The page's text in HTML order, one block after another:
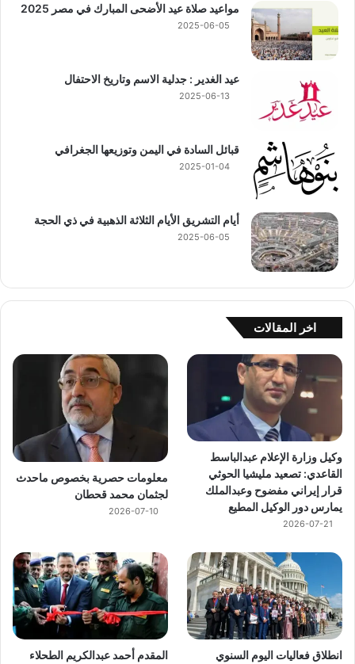
مواعيد صلاة عيد الأضحى المبارك في مصر 2025
2025-06-05
عيد الغدير : جدلية الاسم وتاريخ الاحتفال
2025-06-13
قبائل السادة في اليمن وتوزيعها الجغرافي
2025-01-04
أيام التشريق الأيام الثلاثة الذهبية في ذي الحجة
2025-06-05
اخر المقالات
وكيل وزارة الإعلام عبدالباسط
القاعدي: تصعيد مليشيا الحوثي
قرار إيراني مفضوح وعبدالملك
يمارس دور الوكيل المطيع
2026-07-21
معلومات حصرية بخصوص ماحدث
لجثمان محمد قحطان
2026-07-10
انطلاق فعاليات اليوم السنوي
المقدم أحمد عبدالكريم الطحلاء